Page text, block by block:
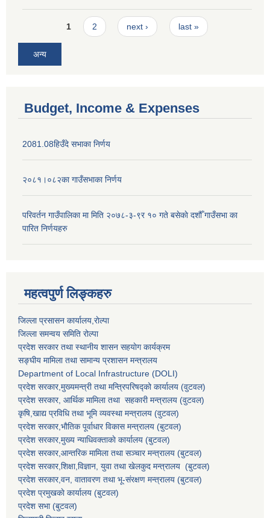
Pages1 2 next › last »
अन्य
Budget, Income & Expenses
2081.08हिउँदे सभाका निर्णय
२०८१।०८२का गाउँसभाका निर्णय
परिवर्तन गाउँपालिका मा मिति २०७८-३-९र १० गते बसेकाे दशौँ गाउँसभा का
पारित निर्णयहरु
महत्वपुर्ण लिङ्कहरु
जिल्ला प्रसासन कार्यालय,राेल्पा
जिल्ला समन्वय समिति रोल्पा
प्रदेश सरकार तथा स्थानीय शासन सहयाेग कार्यक्रम
सङ्‍घीय मामिला तथा सामान्य प्रशासन मन्त्रालय
Department of Local Infrastructure (DOLI)
प्रदेश सरकार,मुख्यमन्त्री तथा मन्त्रिपरिषद्को कार्यालय (वुटवल)
प्रदेश सरकार, आर्थिक मामिला तथा सहकारी मन्त्रालय (वुटवल)
कृषि,खाद्य प्रविधि तथा भूमि व्यवस्था मन्त्रालय (वुटवल)
प्रदेश सरकार,भाैतिक पूर्वाधार विकास मन्त्रालय (बुटवल)
प्रदेश सरकार,मुख्य न्याधिवक्ताकाे कार्यालय (बुटवल)
प्रदेश सरकार,आन्तरिक मामिला तथा सञ्चार मन्त्रालय (बुटवल)
प्रदेश सरकार,शिक्षा,विज्ञान, युवा तथा खेलकुद मन्त्रालय (बुटवल)
प्रदेश सरकार,वन, वातावरण तथा भू-संरक्षण मन्त्रालय (बुटवल)
प्रदेश प्रमुखकाे कार्यालय (बुटवल)
प्रदेश सभा (बुटवल)